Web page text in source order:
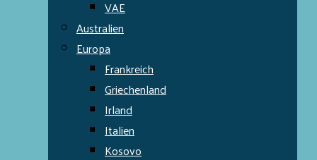
VAE
Australien
Europa
Frankreich
Griechenland
Irland
Italien
Kosovo